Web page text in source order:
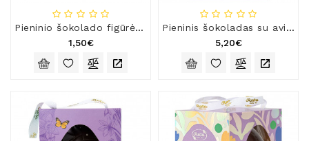
Pieninio šokolado figūrėlė ant pagaliuko „Širdelė“
1,50€
Pieninis šokoladas su avietėmis „Šventinė eglutė“
5,20€